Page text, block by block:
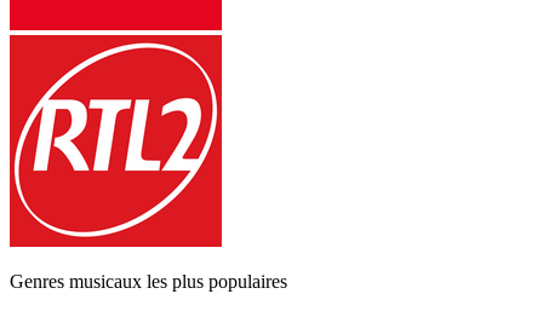
Genres musicaux les plus populaires